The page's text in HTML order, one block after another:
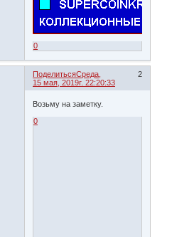
0
Поделиться 2
Среда,
15 мая, 2019г. 22:20:33
Возьму на заметку.
0